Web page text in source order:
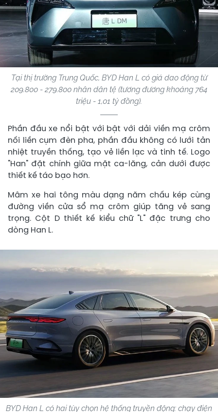
Tại thị trường Trung Quốc, BYD Han L có giá dao động từ
209.800 - 279.800 nhân dân tệ (tương đương khoảng 764
triệu - 1,01 tỷ đồng).
Phần đầu xe nổi bật với bật với dải viền mạ crôm
nối liền cụm đèn pha, phần đầu không có lưới tản
nhiệt truyền thống, tạo vẻ liền lạc và tinh tế. Logo
"Han" đặt chính giữa mặt ca-lăng, cản dưới được
thiết kế táo bạo hơn.
Mâm xe hai tông màu dạng năm chấu kép cùng
đường viền cửa sổ mạ crôm giúp tăng vẻ sang
trọng. Cột D thiết kế kiểu chữ "L" đặc trưng cho
dòng Han L.
BYD Han L có hai tùy chọn hệ thống truyền động: chạy điện